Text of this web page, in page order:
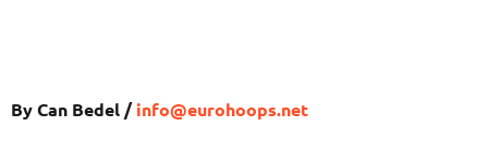
By Can Bedel /info@eurohoops.net